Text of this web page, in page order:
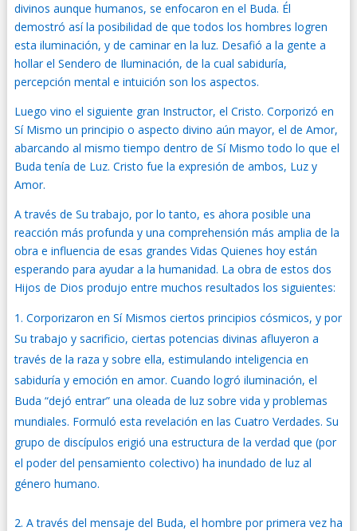
divinos aunque humanos, se enfocaron en el Buda. Él
demostró así la posibilidad de que todos los hombres logren
esta iluminación, y de caminar en la luz. Desafió a la gente a
hollar el Sendero de Iluminación, de la cual sabiduría,
percepción mental e intuición son los aspectos.
Luego vino el siguiente gran Instructor, el Cristo. Corporizó en
Sí Mismo un principio o aspecto divino aún mayor, el de Amor,
abarcando al mismo tiempo dentro de Sí Mismo todo lo que el
Buda tenía de Luz. Cristo fue la expresión de ambos, Luz y
Amor.
A través de Su trabajo, por lo tanto, es ahora posible una
reacción más profunda y una comprehensión más amplia de la
obra e influencia de esas grandes Vidas Quienes hoy están
esperando para ayudar a la humanidad. La obra de estos dos
Hijos de Dios produjo entre muchos resultados los siguientes:
Corporizaron en Sí Mismos ciertos principios cósmicos, y por
Su trabajo y sacrificio, ciertas potencias divinas afluyeron a
través de la raza y sobre ella, estimulando inteligencia en
sabiduría y emoción en amor. Cuando logró iluminación, el
Buda “dejó entrar” una oleada de luz sobre vida y problemas
mundiales. Formuló esta revelación en las Cuatro Verdades. Su
grupo de discípulos erigió una estructura de la verdad que (por
el poder del pensamiento colectivo) ha inundado de luz al
género humano.
A través del mensaje del Buda, el hombre por primera vez ha